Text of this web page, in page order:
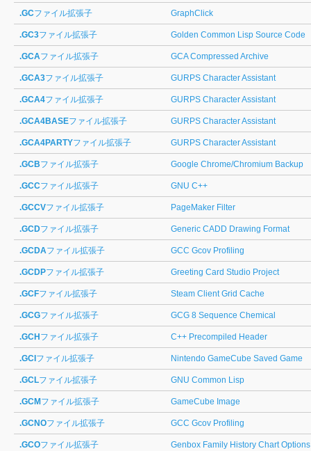
.GCファイル拡張子 GraphClick
.GC3ファイル拡張子 Golden Common Lisp Source Code
.GCAファイル拡張子 GCA Compressed Archive
.GCA3ファイル拡張子 GURPS Character Assistant
.GCA4ファイル拡張子 GURPS Character Assistant
.GCA4BASEファイル拡張子 GURPS Character Assistant
.GCA4PARTYファイル拡張子 GURPS Character Assistant
.GCBファイル拡張子 Google Chrome/Chromium Backup
.GCCファイル拡張子 GNU C++
.GCCVファイル拡張子 PageMaker Filter
.GCDファイル拡張子 Generic CADD Drawing Format
.GCDAファイル拡張子 GCC Gcov Profiling
.GCDPファイル拡張子 Greeting Card Studio Project
.GCFファイル拡張子 Steam Client Grid Cache
.GCGファイル拡張子 GCG 8 Sequence Chemical
.GCH ファイル拡張子 C++ Precompiled Header
.GCI ファイル拡張子 Nintendo GameCube Saved Game
.GCLファイル拡張子 GNU Common Lisp
.GCM ファイル拡張子 GameCube Image
.GCNOファイル拡張子 GCC Gcov Profiling
.GCOファイル拡張子 Genbox Family History Chart Options